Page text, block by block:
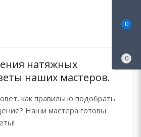
натяжных
наших мастеров.
как правильно подобрать
Наши мастера готовы
0
0